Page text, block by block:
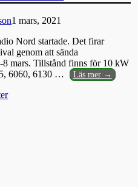
1 mars, 2021
Nord startade. Det firar
genom att sända
8 mars. Tillstånd finns för 10 kW
6060, 6130 … Läs mer →